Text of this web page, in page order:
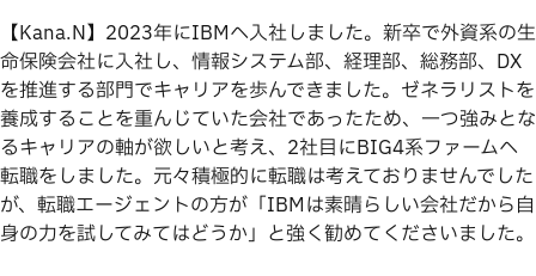
【Kana.N】2023年にIBMへ入社しました。新卒で外資系の生
命保険会社に入社し、情報システム部、経理部、総務部、DX
を推進する部門でキャリアを歩んできました。ゼネラリストを
養成することを重んじていた会社であったため、一つ強みとな
るキャリアの軸が欲しいと考え、2社目にBIG4系ファームへ
転職をしました。元々積極的に転職は考えておりませんでした
が、転職エージェントの方が「IBMは素晴らしい会社だから自
身の力を試してみてはどうか」と強く勧めてくださいました。